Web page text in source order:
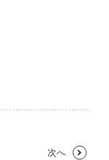
次へ